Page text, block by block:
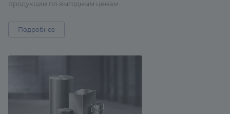
продукции по выгодным ценам.
Подробнее